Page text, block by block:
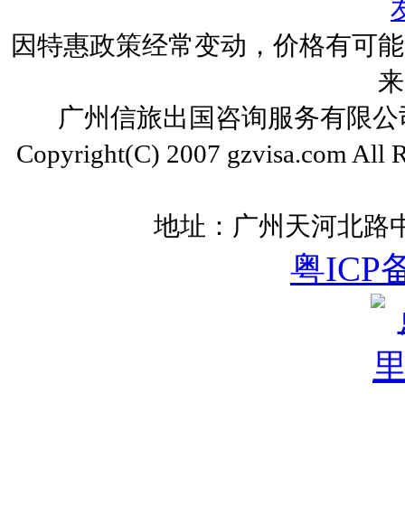
因特惠政策经常变动，价格有可
广州信旅出国咨询服务有限
Copyright(C) 2007 gzvisa.com All
地址：广州天河北路
粤ICP